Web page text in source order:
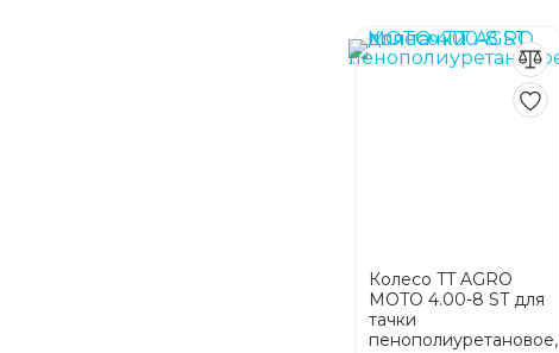
Колесо TT AGRO
MOTO 4.00-8 ST для
тачки
пенополиуретановое,